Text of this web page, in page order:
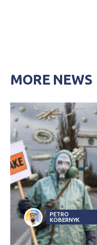
MORE NEWS
PETRO
KOBERNYK